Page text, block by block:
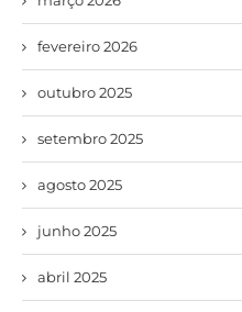
fevereiro 2026
outubro 2025
setembro 2025
agosto 2025
junho 2025
abril 2025